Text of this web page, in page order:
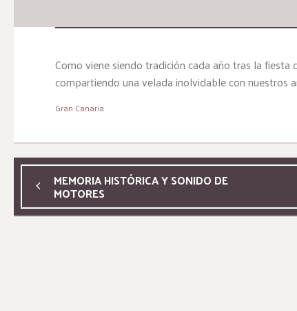
Como viene siendo tradición cada año tras la fiesta
compartiendo una velada inolvidable con nuestros
Gran Canaria
MEMORIA HISTÓRICA Y SONIDO DE
MOTORES